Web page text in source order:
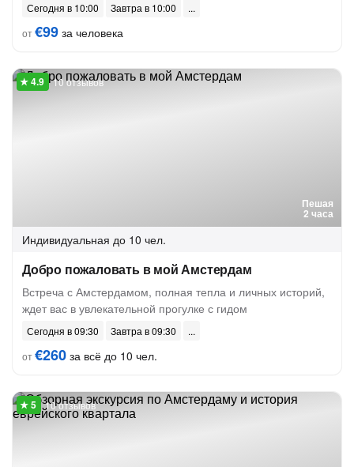
Сегодня в 10:00
Завтра в 10:00
от€99 за человека
Пешая
2 часа
10 отзывов
Индивидуальная до 10 чел.
Добро пожаловать в мой Амстердам
Встреча с Амстердамом, полная тепла и личных историй,
ждет вас в увлекательной прогулке с гидом
Сегодня в 09:30
Завтра в 09:30
от€260 за всё до 10 чел.
10 отзывов